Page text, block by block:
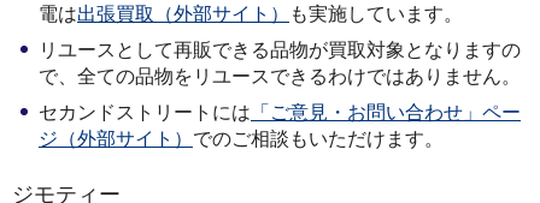
電は出張買取（外部サイト）
も実施しています。
リユースとして再販できる品物が買取対象となりますの
で、全ての品物をリユースできるわけではありません。
セカンドストリートには 「ご意見・お問い合わせ」ペー
ジ（外部サイト） でのご相談もいただけます。
ジモティー